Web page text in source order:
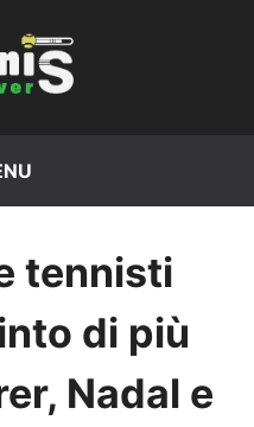
tennisti
di più
Nadal e